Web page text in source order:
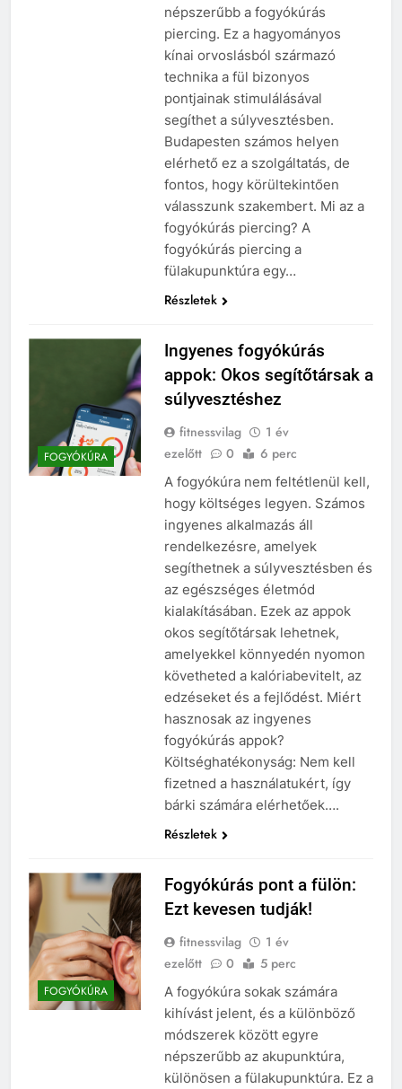
népszerűbb a fogyókúrás
piercing. Ez a hagyományos
kínai orvoslásból származó
technika a fül bizonyos
pontjainak stimulálásával
segíthet a súlyvesztésben.
Budapesten számos helyen
elérhető ez a szolgáltatás, de
fontos, hogy körültekintően
válasszunk szakembert. Mi az a
fogyókúrás piercing? A
fogyókúrás piercing a
fülakupunktúra egy…
Részletek
FOGYÓKÚRA
Ingyenes fogyókúrás
appok: Okos segítőtársak a
súlyvesztéshez
fitnessvilag
1 év
ezelőtt
0 6 perc
A fogyókúra nem feltétlenül kell,
hogy költséges legyen. Számos
ingyenes alkalmazás áll
rendelkezésre, amelyek
segíthetnek a súlyvesztésben és
az egészséges életmód
kialakításában. Ezek az appok
okos segítőtársak lehetnek,
amelyekkel könnyedén nyomon
követheted a kalóriabevitelt, az
edzéseket és a fejlődést. Miért
hasznosak az ingyenes
fogyókúrás appok?
Költséghatékonyság: Nem kell
fizetned a használatukért, így
bárki számára elérhetőek….
Részletek
FOGYÓKÚRA
Fogyókúrás pont a fülön:
Ezt kevesen tudják!
fitnessvilag
1 év
ezelőtt
0 5 perc
A fogyókúra sokak számára
kihívást jelent, és a különböző
módszerek között egyre
népszerűbb az akupunktúra,
különösen a fülakupunktúra. Ez a